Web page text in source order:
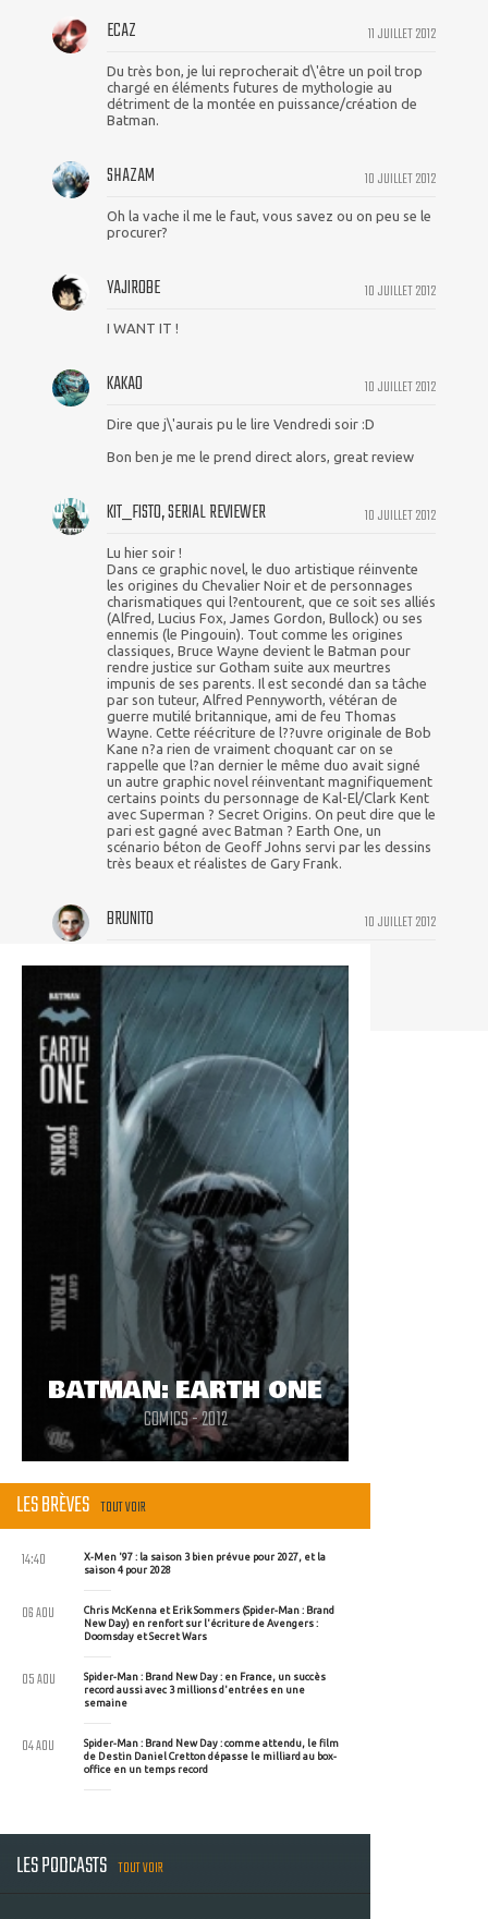
11 JUILLET 2012
ECAZ
Du très bon, je lui reprocherait d\'être un poil trop
chargé en éléments futures de mythologie au
détriment de la montée en puissance/création de
Batman.
10 JUILLET 2012
SHAZAM
Oh la vache il me le faut, vous savez ou on peu se le
procurer?
10 JUILLET 2012
YAJIROBE
I WANT IT !
10 JUILLET 2012
KAKAO
Dire que j\'aurais pu le lire Vendredi soir :D
Bon ben je me le prend direct alors, great review
10 JUILLET 2012
KIT_FISTO, SERIAL REVIEWER
Lu hier soir !
Dans ce graphic novel, le duo artistique réinvente
les origines du Chevalier Noir et de personnages
charismatiques qui l?entourent, que ce soit ses alliés
(Alfred, Lucius Fox, James Gordon, Bullock) ou ses
ennemis (le Pingouin). Tout comme les origines
classiques, Bruce Wayne devient le Batman pour
rendre justice sur Gotham suite aux meurtres
impunis de ses parents. Il est secondé dan sa tâche
par son tuteur, Alfred Pennyworth, vétéran de
guerre mutilé britannique, ami de feu Thomas
Wayne. Cette réécriture de l??uvre originale de Bob
Kane n?a rien de vraiment choquant car on se
rappelle que l?an dernier le même duo avait signé
un autre graphic novel réinventant magnifiquement
certains points du personnage de Kal-El/Clark Kent
avec Superman ? Secret Origins. On peut dire que le
pari est gagné avec Batman ? Earth One, un
scénario béton de Geoff Johns servi par les dessins
très beaux et réalistes de Gary Frank.
10 JUILLET 2012
BRUNITO
BATMAN: EARTH ONE
COMICS - 2012
LES BRÈVES TOUT VOIR
X-Men '97 : la saison 3 bien prévue pour 2027, et la
saison 4 pour 2028
14:40
Chris McKenna et Erik Sommers (Spider-Man : Brand
New Day) en renfort sur l'écriture de Avengers :
Doomsday et Secret Wars
06 AOU
Spider-Man : Brand New Day : en France, un succès
record aussi avec 3 millions d'entrées en une
semaine
05 AOU
Spider-Man : Brand New Day : comme attendu, le film
de Destin Daniel Cretton dépasse le milliard au box-
office en un temps record
04 AOU
LES PODCASTS TOUT VOIR